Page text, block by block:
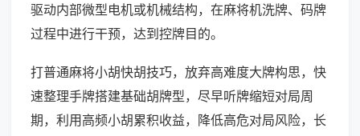
驱动内部微型电机或机械结构，在麻将机洗牌、码牌
过程中进行干预，达到控牌目的。
打普通麻将小胡快胡技巧，放弃高难度大牌构思，快
速整理手牌搭建基础胡牌型，尽早听牌缩短对局周
期，利用高频小胡累积收益，降低高危对局风险，长